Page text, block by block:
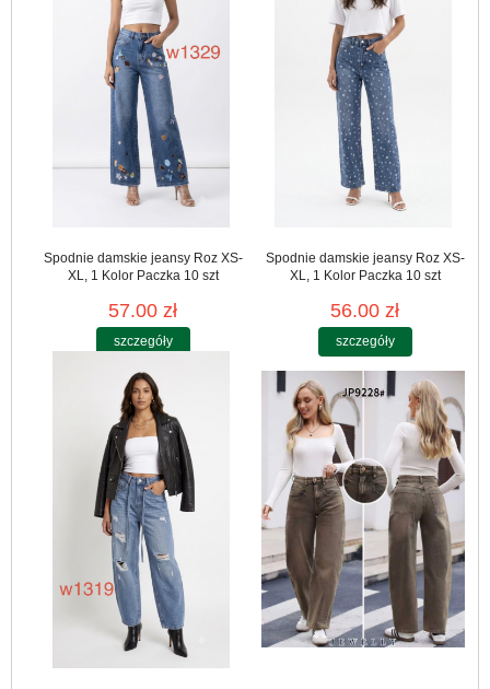
Spodnie damskie jeansy Roz XS-
XL, 1 Kolor Paczka 10 szt
57.00 zł
szczegóły
Spodnie damskie jeansy Roz XS-
XL, 1 Kolor Paczka 10 szt
56.00 zł
szczegóły